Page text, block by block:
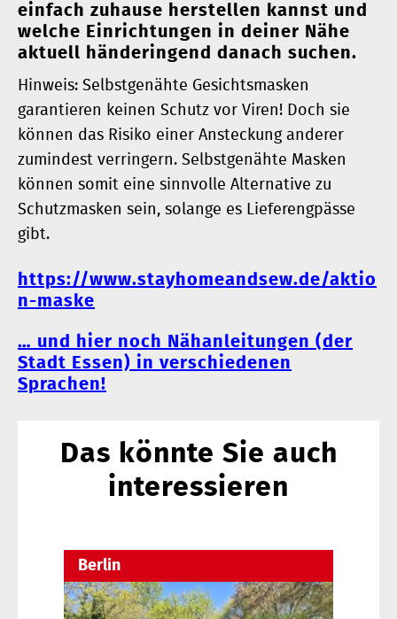
einfach zuhause herstellen kannst und
welche Einrichtungen in deiner Nähe
aktuell händeringend danach suchen.
Hinweis: Selbstgenähte Gesichtsmasken
garantieren keinen Schutz vor Viren! Doch sie
können das Risiko einer Ansteckung anderer
zumindest verringern. Selbstgenähte Masken
können somit eine sinnvolle Alternative zu
Schutzmasken sein, solange es Lieferengpässe
gibt.
https://www.stayhomeandsew.de/aktio
n-maske
… und hier noch Nähanleitungen (der
Stadt Essen) in verschiedenen
Sprachen!
Das könnte Sie auch
interessieren
Berlin